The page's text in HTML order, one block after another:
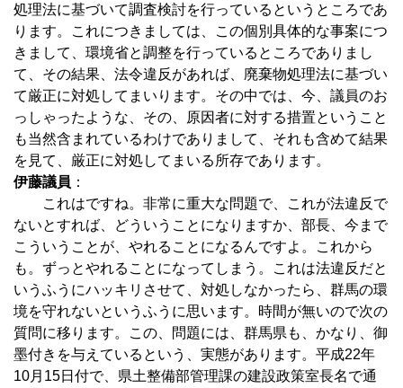
処理法に基づいて調査検討を行っているというところであ
ります。これにつきましては、この個別具体的な事案につ
きまして、環境省と調整を行っているところでありまし
て、その結果、法令違反があれば、廃棄物処理法に基づい
て厳正に対処してまいります。その中では、今、議員のお
っしゃったような、その、原因者に対する措置ということ
も当然含まれているわけでありまして、それも含めて結果
を見て、厳正に対処してまいる所存であります。
伊藤議員 ：
これはですね。非常に重大な問題で、これが法違反で
ないとすれば、どういうことになりますか、部長、今まで
こういうことが、やれることになるんですよ。これから
も。ずっとやれることになってしまう。これは法違反だと
いうふうにハッキリさせて、対処しなかったら、群馬の環
境を守れないというふうに思います。時間が無いので次の
質問に移ります。この、問題には、群馬県も、かなり、御
墨付きを与えているという、実態があります。平成22年
10月15日付で、県土整備部管理課の建設政策室長名で通